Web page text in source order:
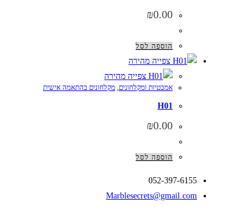
₪0.00
הוספה לסל
צפייה מהירה
צפייה מהירה
אמבטיות ומקלחונים, מקלחונים בהתאמה אישית
H01
₪0.00
הוספה לסל
052-397-6155
Marblesecrets@gmail.com